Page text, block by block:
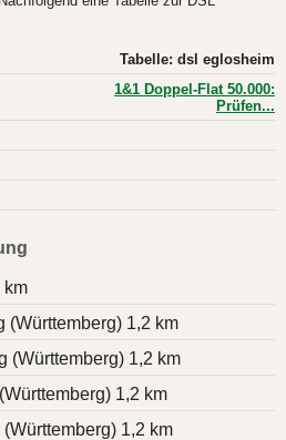
Tabelle: dsl eglosheim
1&1 Doppel-Flat 50.000:
Prüfen...
km
(Württemberg) 1,2 km
(Württemberg) 1,2 km
1,2 km
1,2 km